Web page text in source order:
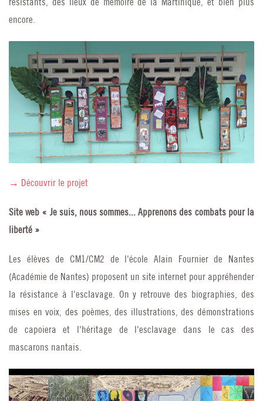
résistants, des lieux de mémoire de la Martinique, et bien plus
encore.
→ Découvrir le projet
Site web « Je suis, nous sommes... Apprenons des combats pour la
liberté »
Les élèves de CM1/CM2 de l'école Alain Fournier de Nantes
(Académie de Nantes) proposent un site internet pour appréhender
la résistance à l'esclavage. On y retrouve des biographies, des
mises en voix, des poèmes, des illustrations, des démonstrations
de capoiera et l'héritage de l'esclavage dans le cas des
mascarons nantais.